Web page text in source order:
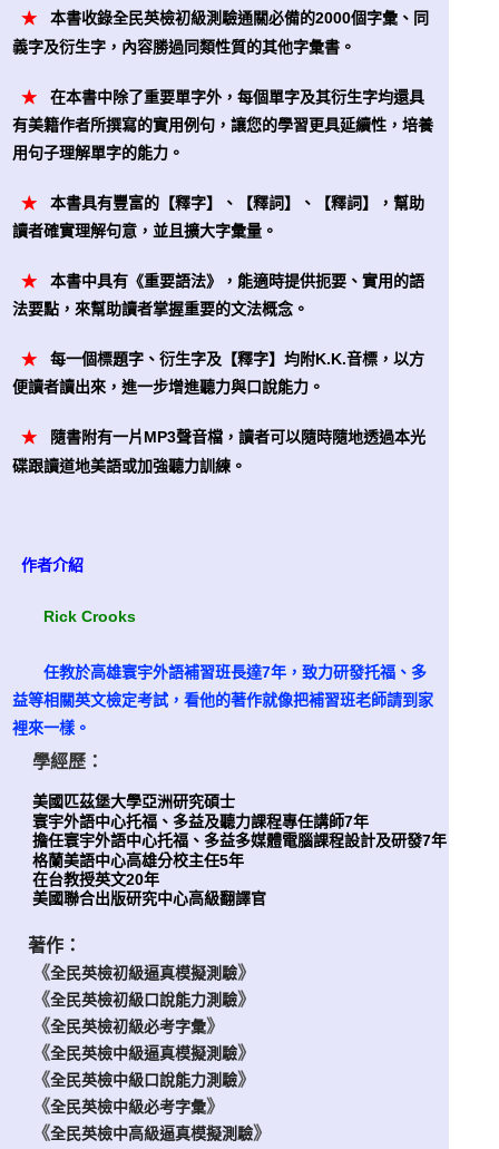
★ 本書收錄全民英檢初級測驗通關必備的2000個字彙、同
義字及衍生字，內容勝過同類性質的其他字彙書。
★ 在本書中除了重要單字外，每個單字及其衍生字均還具
有美籍作者所撰寫的實用例句，讓您的學習更具延續性，培養
用句子理解單字的能力。
★ 本書具有豐富的【釋字】、【釋詞】、【釋詞】，幫助
讀者確實理解句意，並且擴大字彙量。
★ 本書中具有《重要語法》，能適時提供扼要、實用的語
法要點，來幫助讀者掌握重要的文法概念。
★ 每一個標題字、衍生字及【釋字】均附K.K.音標，以方
便讀者讀出來，進一步增進聽力與口說能力。
★
隨書附有一片MP3聲音檔，讀者可以隨時隨地透過本光
碟跟讀道地美語或加強聽力訓練。
作者介紹
Rick Crooks
任教於高雄寰宇外語補習班長達7年，致力研發托福、多
益等相關英文檢定考試，看他的著作就像把補習班老師請到家
裡來一樣。
學經歷：
美國匹茲堡大學亞洲研究碩士
寰宇外語中心托福、多益及聽力課程專任講師7年
擔任寰宇外語中心托福、多益多媒體電腦課程設計及研發7年
格蘭美語中心高雄分校主任5年
在台教授英文20年
美國聯合出版研究中心高級翻譯官
著作：
《全民英檢初級逼真模擬測驗》
《全民英檢初級口說能力測驗》
《全民英檢初級必考字彙》
《全民英檢中級逼真模擬測驗》
《全民英檢中級口說能力測驗》
《全民英檢中級必考字彙》
《全民英檢中高級逼真模擬測驗》